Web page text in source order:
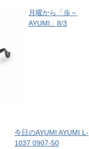
月曜から「歩～
AYUMI」8/3
今日のAYUMI AYUMI L-
1037 0907-50